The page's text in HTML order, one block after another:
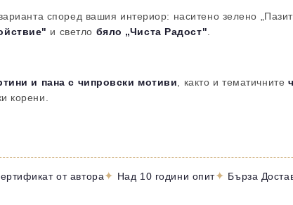
според вашия интериор: наситено зелено
и светло бяло „Чиста Радост"
и пана с чипровски мотиви , както и тематичните
корени.
от автора✦ Над 10 години опит✦ Бърза